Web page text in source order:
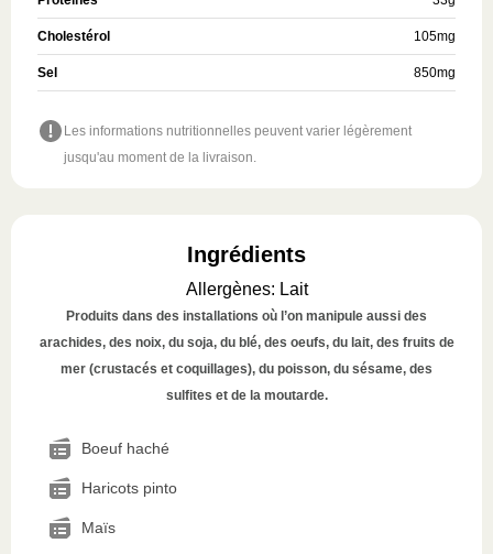
Cholestérol 105mg
Sel 850mg
Les informations nutritionnelles peuvent varier légèrement
jusqu'au moment de la livraison.
Ingrédients
Allergènes: Lait
Produits dans des installations où l’on manipule aussi des
arachides, des noix, du soja, du blé, des oeufs, du lait, des fruits de
mer (crustacés et coquillages), du poisson, du sésame, des
sulfites et de la moutarde.
Boeuf haché
Haricots pinto
Maïs